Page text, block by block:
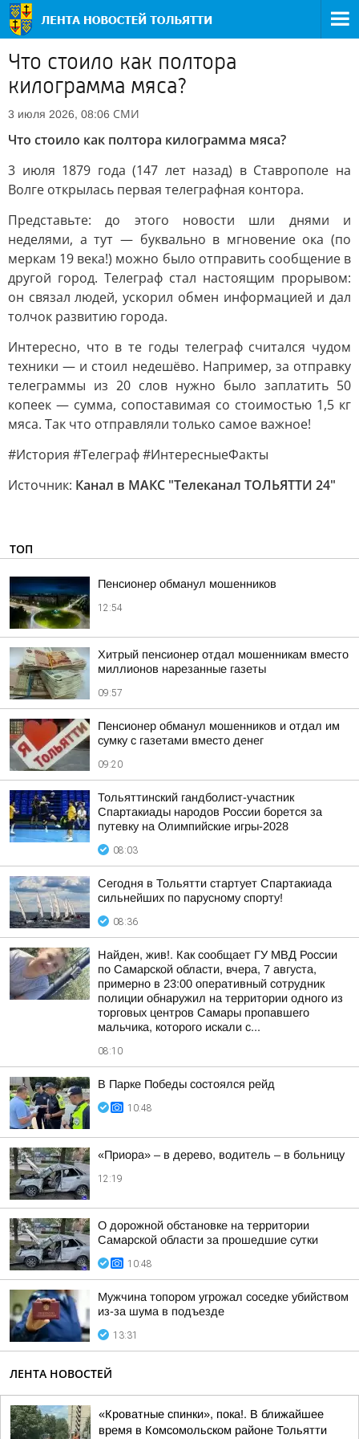
Что стоило как полтора
килограмма мяса?
3 июля 2026, 08:06 СМИ
Что стоило как полтора килограмма мяса?
3 июля 1879 года (147 лет назад) в Ставрополе на
Волге открылась первая телеграфная контора.
Представьте: до этого новости шли днями и
неделями, а тут — буквально в мгновение ока (по
меркам 19 века!) можно было отправить сообщение в
другой город. Телеграф стал настоящим прорывом:
он связал людей, ускорил обмен информацией и дал
толчок развитию города.
Интересно, что в те годы телеграф считался чудом
техники — и стоил недешёво. Например, за отправку
телеграммы из 20 слов нужно было заплатить 50
копеек — сумма, сопоставимая со стоимостью 1,5 кг
мяса. Так что отправляли только самое важное!
#История #Телеграф #ИнтересныеФакты
Источник: Канал в МАКС "Телеканал ТОЛЬЯТТИ 24"
ТОП
Пенсионер обманул мошенников
12:54
Хитрый пенсионер отдал мошенникам вместо
миллионов нарезанные газеты
09:57
Пенсионер обманул мошенников и отдал им
сумку с газетами вместо денег
09:20
Тольяттинский гандболист-участник
Спартакиады народов России борется за
путевку на Олимпийские игры-2028
08:03
Сегодня в Тольятти стартует Спартакиада
сильнейших по парусному спорту!
08:36
Найден, жив!. Как сообщает ГУ МВД России
по Самарской области, вчера, 7 августа,
примерно в 23:00 оперативный сотрудник
полиции обнаружил на территории одного из
торговых центров Самары пропавшего
мальчика, которого искали с...
08:10
В Парке Победы состоялся рейд
10:48
«Приора» – в дерево, водитель – в больницу
12:19
О дорожной обстановке на территории
Самарской области за прошедшие сутки
10:48
Мужчина топором угрожал соседке убийством
из-за шума в подъезде
13:31
ЛЕНТА НОВОСТЕЙ
«Кроватные спинки», пока!. В ближайшее
время в Комсомольском районе Тольятти